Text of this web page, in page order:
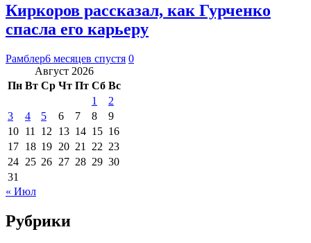
Киркоров рассказал, как Гурченко
спасла его карьеру
Рамблер6 месяцев спустя 0
Август 2026
Пн Вт Ср Чт Пт Сб Вс
1
2
3
4 5 6 7 8
9
10 11 12 13 14 15 16
17 18 19 20 21 22 23
24 25 26 27 28 29 30
31
« Июл
Рубрики